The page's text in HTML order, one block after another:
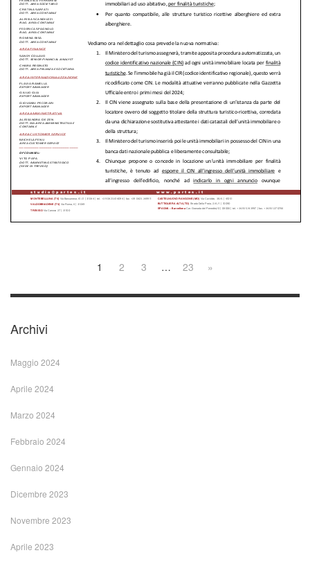
1 2 3 … 23 »
Archivi
Maggio 2024
Aprile 2024
Marzo 2024
Febbraio 2024
Gennaio 2024
Dicembre 2023
Novembre 2023
Aprile 2023